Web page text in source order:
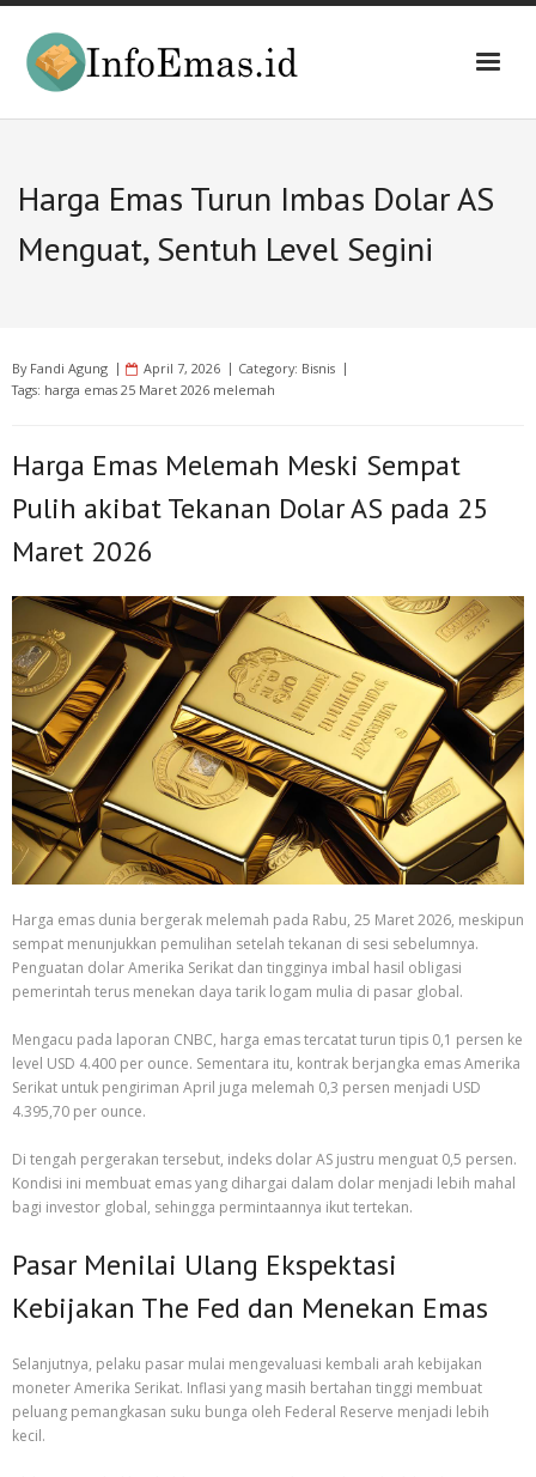
Skip
content
Harga Emas Turun Imbas Dolar AS
Menguat, Sentuh Level Segini
By Fandi Agung April 7, 2026 Category: Bisnis
Tags: harga emas 25 Maret 2026 melemah
Harga Emas Melemah Meski Sempat
Pulih akibat Tekanan Dolar AS pada 25
Maret 2026
Harga emas dunia bergerak melemah pada Rabu, 25 Maret 2026, meskipun
sempat menunjukkan pemulihan setelah tekanan di sesi sebelumnya.
Penguatan dolar Amerika Serikat dan tingginya imbal hasil obligasi
pemerintah terus menekan daya tarik logam mulia di pasar global.
Mengacu pada laporan CNBC, harga emas tercatat turun tipis 0,1 persen ke
level USD 4.400 per ounce. Sementara itu, kontrak berjangka emas Amerika
Serikat untuk pengiriman April juga melemah 0,3 persen menjadi USD
4.395,70 per ounce.
Di tengah pergerakan tersebut, indeks dolar AS justru menguat 0,5 persen.
Kondisi ini membuat emas yang dihargai dalam dolar menjadi lebih mahal
bagi investor global, sehingga permintaannya ikut tertekan.
Pasar Menilai Ulang Ekspektasi
Kebijakan The Fed dan Menekan Emas
Selanjutnya, pelaku pasar mulai mengevaluasi kembali arah kebijakan
moneter Amerika Serikat. Inflasi yang masih bertahan tinggi membuat
peluang pemangkasan suku bunga oleh Federal Reserve menjadi lebih
kecil.